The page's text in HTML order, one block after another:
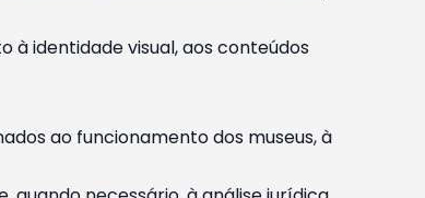
à identidade visual, aos conteúdos
ao funcionamento dos museus, à